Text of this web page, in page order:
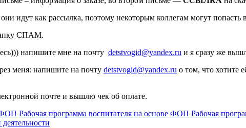
идут как рассылка, поэтому некоторым коллегам могут попасть в
СПАМ.
напишите мне на почту detstvogid@yandex.ru и я сразу же
меня: напишите на почту detstvogid@yandex.ru о том, что хотите
почте и вышлю чек об оплате.
ФОП Рабочая программа воспитателя на основе ФОП Рабочая